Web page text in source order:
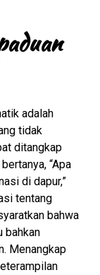
adalah
tidak
ditangkap
“Apa
di dapur,”
tentang
bahwa
bahkan
Menangkap